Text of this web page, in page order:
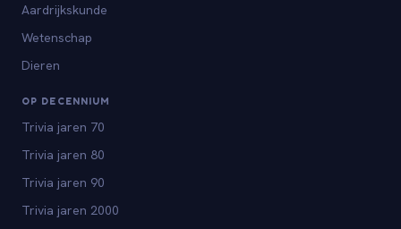
Aardrijkskunde
Wetenschap
Dieren
OP DECENNIUM
Trivia jaren 70
Trivia jaren 80
Trivia jaren 90
Trivia jaren 2000